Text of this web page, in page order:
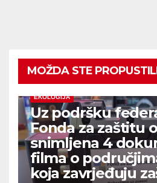
MOŽDA STE
EKOLOGIJA
Uz podršku
Fonda za zaštitu
snimljena 4
filma o
koja zavrjeđuju